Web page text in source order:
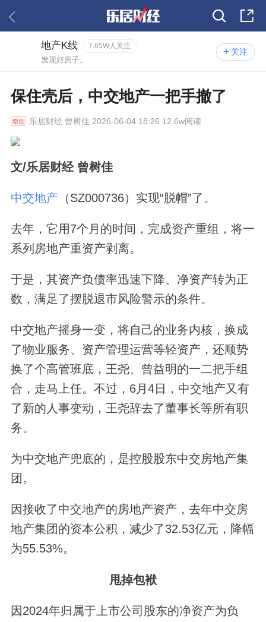
关注
地产K线 7.65W人关注
发现好房子。
保住壳后，中交地产一把手撤了
乐居财经曾树佳 2026-06-04 18:26 12.6w阅读
文/乐居财经 曾树佳
中交地产（SZ000736）实现“脱帽”了。
去年，它用7个月的时间，完成资产重组，将一
系列房地产重资产剥离。
于是，其资产负债率迅速下降、净资产转为正
数，满足了摆脱退市风险警示的条件。
中交地产摇身一变，将自己的业务内核，换成
了物业服务、资产管理运营等轻资产，还顺势
换了个高管班底，王尧、曾益明的一二把手组
合，走马上任。不过，6月4日，中交地产又有
了新的人事变动，王尧辞去了董事长等所有职
务。
为中交地产兜底的，是控股股东中交房地产集
团。
因接收了中交地产的房地产资产，去年中交房
地产集团的资本公积，减少了32.53亿元，降幅
为55.53%。
甩掉包袱
因2024年归属于上市公司股东的净资产为负